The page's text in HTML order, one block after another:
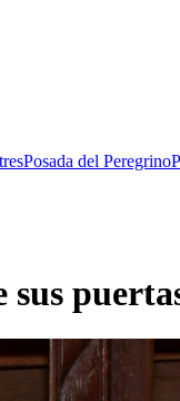
Posada del Peregrino
sus